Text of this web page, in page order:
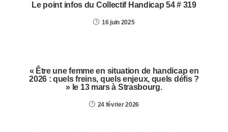
Le point infos du Collectif Handicap 54 # 319
16 juin 2025
« Être une femme en situation de handicap en
2026 : quels freins, quels enjeux, quels défis ?
» le 13 mars à Strasbourg.
24 février 2026